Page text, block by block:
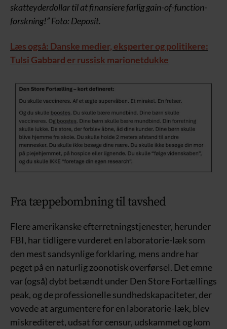
skatteyderdollar til at finansiere farlig gain-of-function-
forskning!” Foto: Deposit.
Læs også: Danske medier, eksperter og politikere:
Tulsi Gabbard er russisk marionetdukke
Fra tæppebombning til tavshed
Flere amerikanske efterretningstjenester, herunder
FBI, har tidligere vurderet en laboratorie-læk som
den mest sandsynlige forklaring, mens andre har
peget på en naturlig zoonotisk overførsel. Det emne
var (også) dybt betændt under Den Store Fortællings
peak, og de professionelle sundhedskapaciteter, der
vovede at argumentere for en laboratorie-læk, blev
miskrediteret, udsat for censur, udskammet og kom